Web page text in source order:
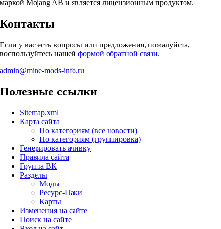
маркой Mojang AB и является лицензионным продуктом.
Контакты
Если у вас есть вопросы или предложения, пожалуйста,
воспользуйтесь нашей формой обратной связи.
admin@mine-mods-info.ru
Полезные ссылки
Sitemap.xml
Карта сайта
По категориям (все новости)
По категориям (группировка)
Генерировать ачивку
Правила сайта
Группа ВК
Разделы
Моды
Ресурс-Паки
Карты
Изменения на сайте
Поиск на сайте